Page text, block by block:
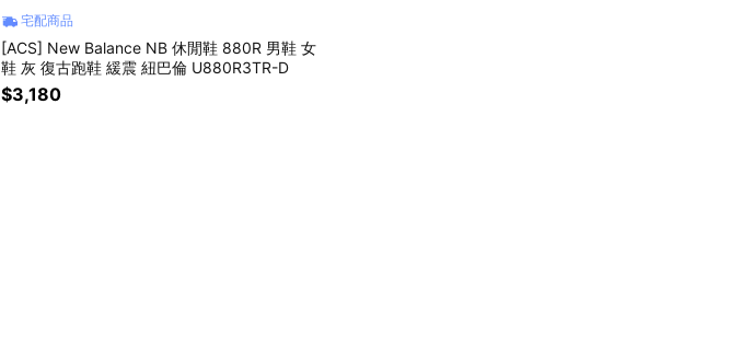
宅配商品
[ACS] New Balance NB 休閒鞋 880R 男鞋 女
鞋 灰 復古跑鞋 緩震 紐巴倫 U880R3TR-D
$3,180